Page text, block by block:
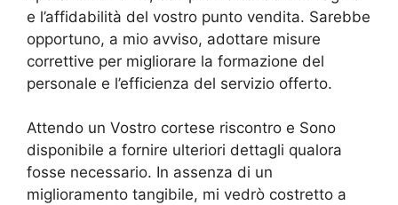
e l’affidabilità del vostro punto vendita. Sarebbe
opportuno, a mio avviso, adottare misure
correttive per migliorare la formazione del
personale e l’efficienza del servizio offerto.
Attendo un Vostro cortese riscontro e Sono
disponibile a fornire ulteriori dettagli qualora
fosse necessario. In assenza di un
miglioramento tangibile, mi vedrò costretto a